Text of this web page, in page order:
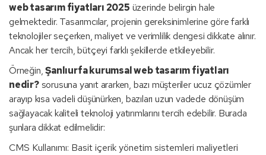
web tasarım fiyatları 2025 üzerinde belirgin hale
gelmektedir. Tasarımcılar, projenin gereksinimlerine göre farklı
teknolojiler seçerken, maliyet ve verimlilik dengesi dikkate alınır.
Ancak her tercih, bütçeyi farklı şekillerde etkileyebilir.
Örneğin,Şanlıurfa kurumsal web tasarım fiyatları
nedir?sorusuna yanıt ararken, bazı müşteriler ucuz çözümler
arayıp kısa vadeli düşünürken, bazıları uzun vadede dönüşüm
sağlayacak kaliteli teknoloji yatırımlarını tercih edebilir. Burada
şunlara dikkat edilmelidir:
CMS Kullanımı: Basit içerik yönetim sistemleri maliyetleri